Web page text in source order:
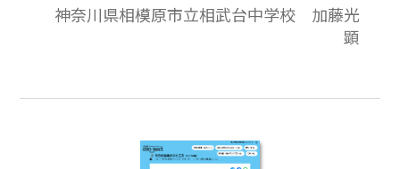
教科書の有効な方法をご紹介します。
神奈川県相模原市立相武台中学校 加藤光
顕